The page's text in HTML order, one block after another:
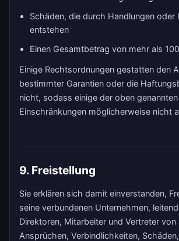
Schäden, die durch Handlungen oder
entstehen
Einen Gesamtbetrag von mehr als
Einige Rechtsordnungen gestatten den
bestimmter Garantien oder die
nicht, sodass einige der oben genannten
Einschränkungen möglicherweise nicht
9. Freistellung
Sie erklären sich damit einverstanden,
seine verbundenen Unternehmen,
Direktoren, Mitarbeiter und Vertreter von
Ansprüchen, Verbindlichkeiten,